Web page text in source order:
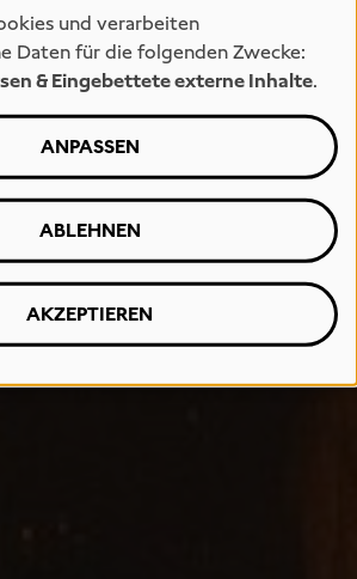
und verarbeiten
Daten für die folgenden Zwecke:
& Eingebettete externe Inhalte.
ANPASSEN
ABLEHNEN
AKZEPTIEREN